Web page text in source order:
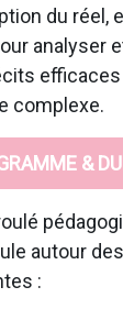
du réel,
analyser
efficaces
complexe.
&
autour
: